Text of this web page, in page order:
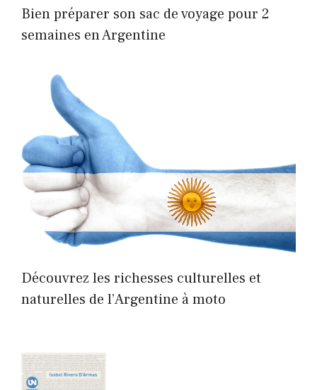
Bien préparer son sac de voyage pour 2
semaines en Argentine
Découvrez les richesses culturelles et
naturelles de l’Argentine à moto